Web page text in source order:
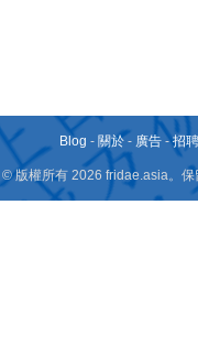
Blog - 關於 - 廣告 -招
© 版權所有 2026 fridae.asia。